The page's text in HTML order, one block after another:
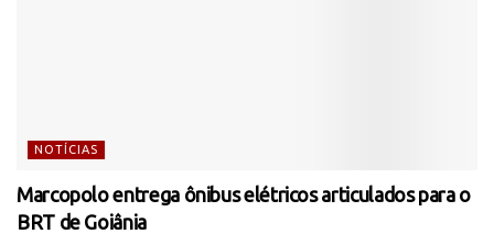
NOTÍCIAS
Marcopolo entrega ônibus elétricos articulados para o
BRT de Goiânia